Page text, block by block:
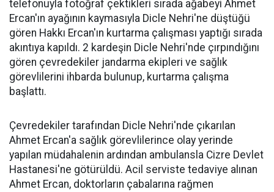
telefonuyla fotoğraf çektikleri sırada ağabeyi Ahmet
Ercan'ın ayağının kaymasıyla Dicle Nehri'ne düştüğü
gören Hakkı Ercan'ın kurtarma çalışması yaptığı sırada
akıntıya kapıldı. 2 kardeşin Dicle Nehri'nde çırpındığını
gören çevredekiler jandarma ekipleri ve sağlık
görevlilerini ihbarda bulunup, kurtarma çalışma
başlattı.
Çevredekiler tarafından Dicle Nehri'nde çıkarılan
Ahmet Ercan'a sağlık görevlilerince olay yerinde
yapılan müdahalenin ardından ambulansla Cizre Devlet
Hastanesi'ne götürüldü. Acil serviste tedaviye alınan
Ahmet Ercan, doktorların çabalarına rağmen